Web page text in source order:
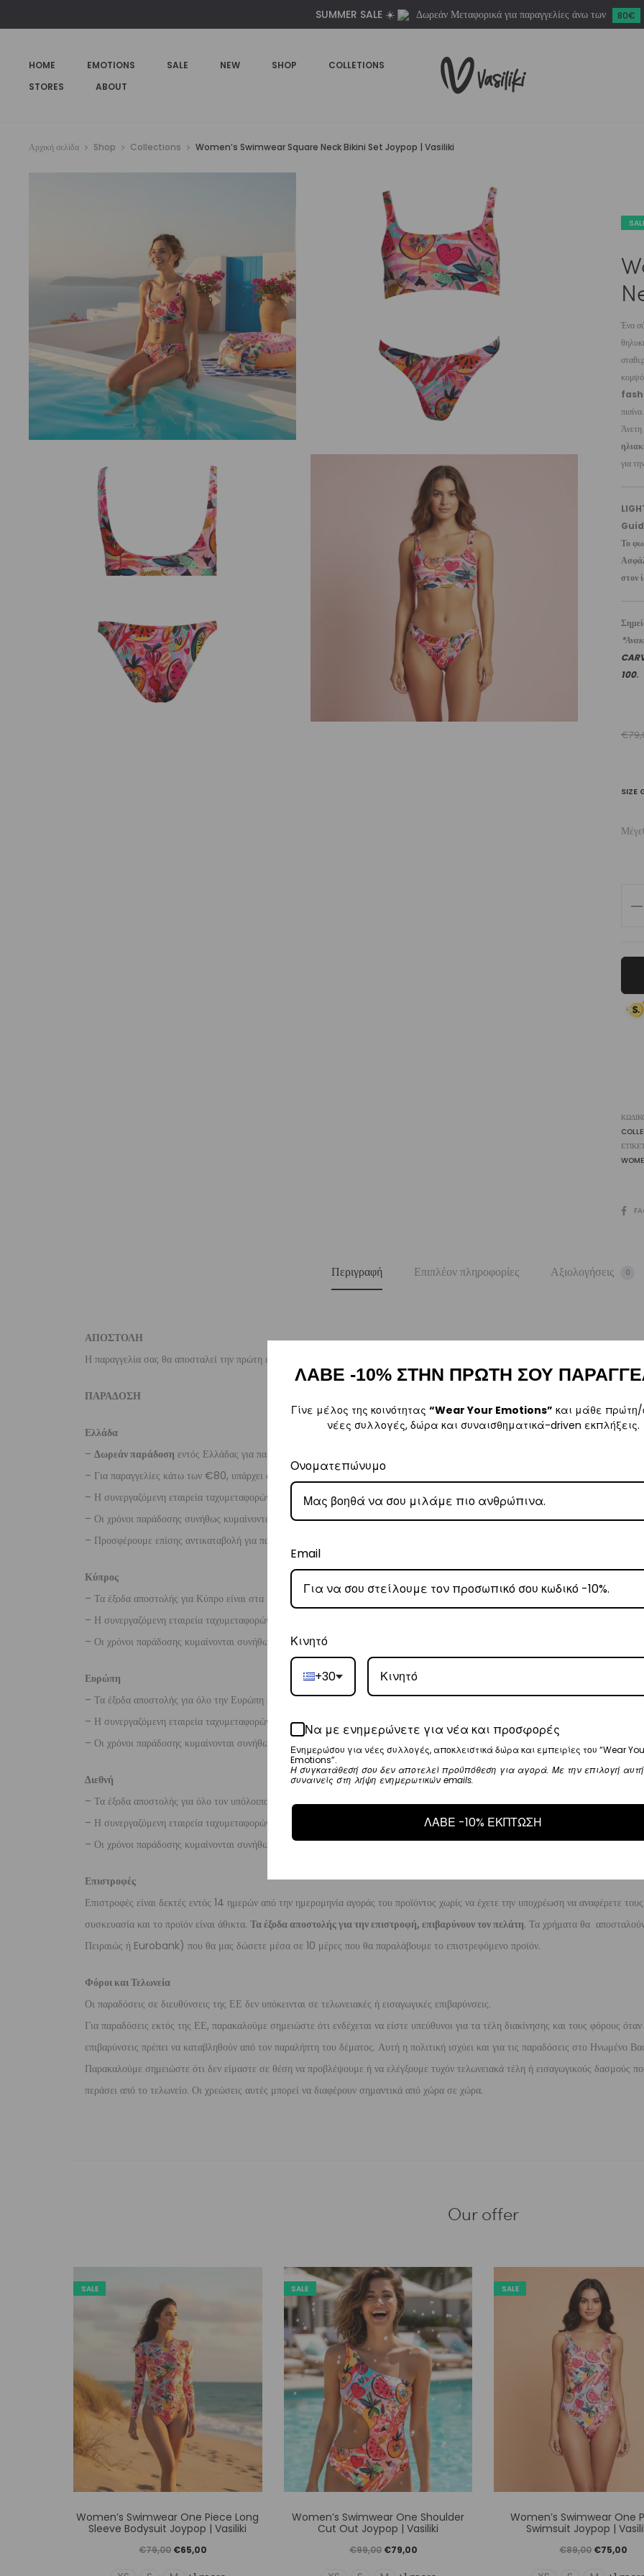
SUMMER SALE ☀️ Δωρεάν Μεταφορικά για παραγγελίες άνω των 80€
HOME EMOTIONS SALE NEW SHOP
COLLETIONS
STORES
ABOUT
Αρχική σελίδα Shop Collections Women’s Swimwear Square Neck Bikini Set Joypop | Vasiliki
Ένα
πισίνα.
για
Το
στον
100.
€
SIZE
Set
SHARE
Περιγραφή Επιπλέον πληροφορίες Αξιολογήσεις 0
ΑΠΟΣΤΟΛΗ
Η παραγγελία σας θα αποσταλεί την πρώτη εργάσιμη ημέρα μετά την αγορά σας. M: (+30)
ΠΑΡΑΔΟΣΗ
Ελλάδα
– Δωρεάν παράδοση εντός Ελλάδας για παραγγελίες
– Για παραγγελίες κάτω των €80, υπάρχει σταθερή χρέωση εξόδων αποστολής στα
– Η συνεργαζόμενη εταιρεία ταχυμεταφορών,
Courier Center, θα αναλάβει την παράδοσή σας.
– Οι χρόνοι παράδοσης συνήθως κυμαίνονται από 1-3 εργάσιμες ημέρες.
– Προσφέρουμε επίσης αντικαταβολή για παραγγελίες σε όλη την Ελλάδα με extra χρέωση €2.
Κύπρος
– Τα έξοδα αποστολής για Κύπρο είναι στα
– Η συνεργαζόμενη εταιρεία ταχυμεταφορών,
– Οι χρόνοι παράδοσης κυμαίνονται συνήθως από 2-7 εργάσιμες ημέρες.
Ευρώπη
– Τα έξοδα αποστολής για όλο την Ευρώπη είναι στα€25.
– Η συνεργαζόμενη εταιρεία ταχυμεταφορών,
DHL, θα αναλάβει την παράδοσή σας.
– Οι χρόνοι παράδοσης κυμαίνονται συνήθως από 3-8 εργάσιμες ημέρες.
Διεθνή
– Τα έξοδα αποστολής για όλο τον υπόλοιπο κόσμο είναι στα€35.
– Η συνεργαζόμενη εταιρεία ταχυμεταφορών,
, θα αναλάβει την παράδοσή σας.
– Οι χρόνοι παράδοσης κυμαίνονται συνήθως από 3-10 εργάσιμες ημέρες.
Επιστροφές
Επιστροφές είναι δεκτές εντός 14 ημερών από την ημερομηνία αγοράς του προϊόντος χωρίς να έχετε την υποχρέωση να αναφέρετε
συσκευασία και το προϊόν είναι άθικτα. Τα έξοδα αποστολής για την επιστροφή, επιβαρύνουν τον πελάτη. Τα χρήματα θα
Πειραιώς ή Eurobank) που θα μας δώσετε μέσα σε 10 μέρες που θα παραλάβουμε το επιστρεφόμενο προϊόν.
Φόροι και Τελωνεία
Οι παραδόσεις σε διευθύνσεις της ΕΕ δεν υπόκεινται σε τελωνειακές ή εισαγωγικές επιβαρύνσεις.
Για παραδόσεις εκτός της ΕΕ, παρακαλούμε σημειώστε ότι ενδέχεται να είστε υπεύθυνοι για τα τέλη διακίνησης και τους φόρους
επιβαρύνσεις πρέπει να καταβληθούν από τον παραλήπτη του δέματος. Αυτή η πολιτική ισχύει και για τις παραδόσεις στο Ηνωμένο
Παρακαλούμε σημειώστε ότι δεν είμαστε σε θέση να προβλέψουμε ή να ελέγξουμε τυχόν τελωνειακά τέλη ή εισαγωγικούς δασμούς
περάσει από το τελωνείο. Οι χρεώσεις αυτές μπορεί να διαφέρουν σημαντικά από χώρα σε χώρα.
€65,00.
Set
Our offer
SALE
το
προϊόν
Women’s Swimwear One Piece Long
Sleeve Bodysuit Joypop | Vasiliki
€79,00 Original
price
€65,00
SALE
το
προϊόν
Women’s Swimwear One Shoulder
Cut Out Joypop | Vasiliki
€99,00 Original
price
€79,00Η
SALE
το
προϊόν
Women’s Swimwear One
Swimsuit Joypop |
€89,00 Original
price
€75,00
ΛΑΒΕ -10% ΣΤΗΝ ΠΡΩΤΗ ΣΟΥ
Γίνε μέλος της κοινότητας “Wear Your Emotions” και μάθε πρώτη/
νέες συλλογές, δώρα και συναισθηματικά-driven εκπλήξεις.
Ονοματεπώνυμο
Email
Κινητό
+30
Να με ενημερώνετε για νέα και προσφορές
Ενημερώσου για νέες συλλογές, αποκλειστικά δώρα και εμπειρίες του “Wear
Emotions”.
Η συγκατάθεσή σου δεν αποτελεί προϋπόθεση για αγορά. Με την επιλογή αυτή
συναινείς στη λήψη ενημερωτικών emails.
ΛΑΒΕ -10% ΕΚΠΤΩΣΗ